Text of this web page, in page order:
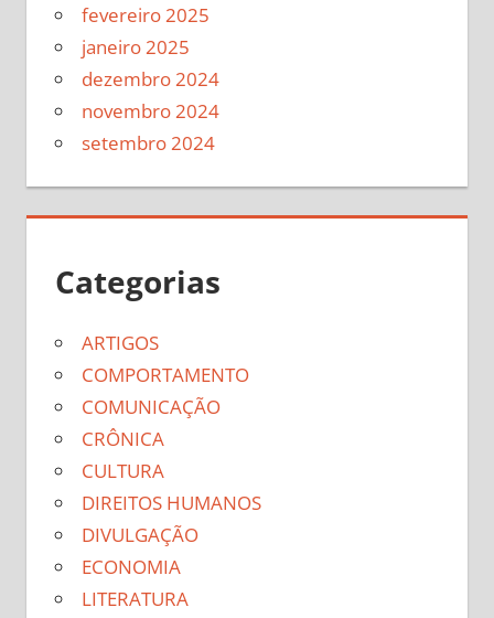
fevereiro 2025
janeiro 2025
dezembro 2024
novembro 2024
setembro 2024
Categorias
ARTIGOS
COMPORTAMENTO
COMUNICAÇÃO
CRÔNICA
CULTURA
DIREITOS HUMANOS
DIVULGAÇÃO
ECONOMIA
LITERATURA